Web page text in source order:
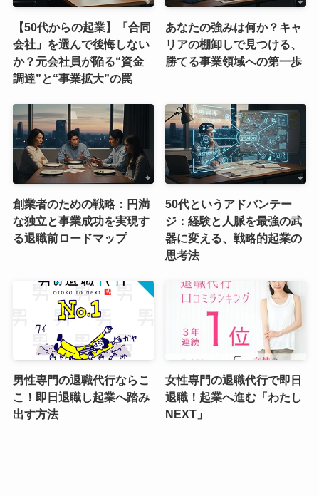
【50代からの起業】「合同
会社」を選んで後悔しない
か？元会社員が陥る“資金
調達”と“事業拡大”の罠
あなたの強みは何か？キャ
リアの棚卸しで見つける、
勝てる事業領域への第一歩
創業者のための戦略：円満
な独立と事業成功を実現す
る退職前ロードマップ
50代というアドバンテー
ジ：経験と人脈を最強の武
器に変える、戦略的起業の
思考法
男性専門の退職代行ならこ
こ！即日退職し起業へ踏み
出す方法
女性専門の退職代行で即日
退職！起業へ進む「わたし
NEXT」